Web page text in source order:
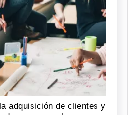
adquisición de clientes y